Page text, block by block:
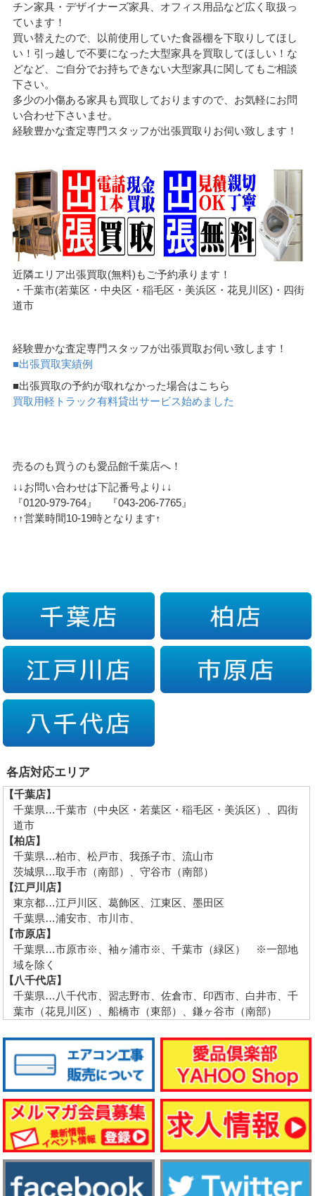
チン家具・デザイナーズ家具、オフィス用品など広く取扱っ
ています！
買い替えたので、以前使用していた食器棚を下取りしてほし
い！引っ越しで不要になった大型家具を買取してほしい！な
どなど、ご自分でお持ちできない大型家具に関してもご相談
下さい。
多少の小傷ある家具も買取しておりますので、お気軽にお問
い合わせ下さいませ。
経験豊かな査定専門スタッフが出張買取りお伺い致します！
近隣エリア出張買取(無料)もご予約承ります！
・千葉市(若葉区・中央区・稲毛区・美浜区・花見川区)・四街
道市
経験豊かな査定専門スタッフが出張買取お伺い致します！
■出張買取実績例
■出張買取の予約が取れなかった場合はこちら
買取用軽トラック有料貸出サービス始めました
売るのも買うのも愛品館千葉店へ！
↓↓お問い合わせは下記番号より↓↓
『0120-979-764』 『043-206-7765』
↑↑営業時間10-19時となります↑
各店対応エリア
【千葉店】
千葉県…千葉市（中央区・若葉区・稲毛区・美浜区）、四街
道市
【柏店】
千葉県…柏市、松戸市、我孫子市、流山市
茨城県…取手市（南部）、守谷市（南部）
【江戸川店】
東京都…江戸川区、葛飾区、江東区、墨田区
千葉県…浦安市、市川市、
【市原店】
千葉県…市原市※、袖ヶ浦市※、千葉市（緑区） ※一部地
域を除く
【八千代店】
千葉県…八千代市、習志野市、佐倉市、印西市、白井市、千
葉市（花見川区）、船橋市（東部）、鎌ヶ谷市（南部）